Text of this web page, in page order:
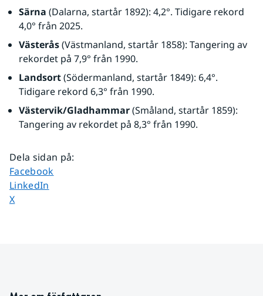
Särna (Dalarna, startår 1892): 4,2°. Tidigare rekord
4,0° från 2025.
Västerås (Västmanland, startår 1858): Tangering av
rekordet på 7,9° från 1990.
Landsort (Södermanland, startår 1849): 6,4°.
Tidigare rekord 6,3° från 1990.
Västervik/Gladhammar (Småland, startår 1859):
Tangering av rekordet på 8,3° från 1990.
Dela sidan på:
Dela sidan på
Facebook
Dela sidan på
LinkedIn
Dela sidan på
X